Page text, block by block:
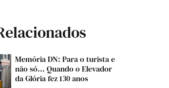
Memória DN: Para o turista e
não só... Quando o Elevador
da Glória fez 130 anos